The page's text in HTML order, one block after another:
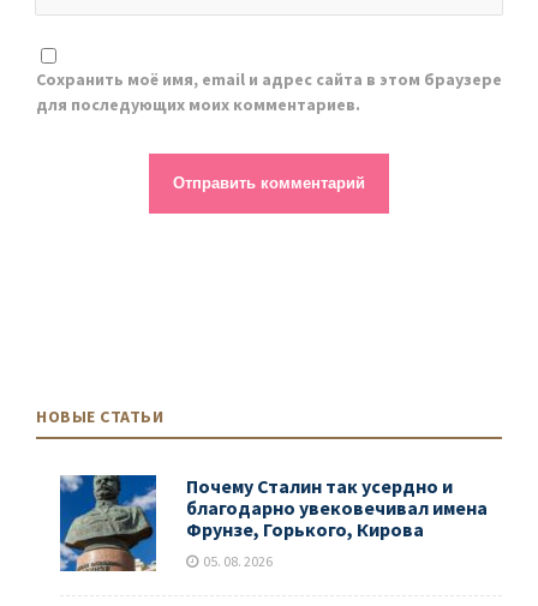
Сохранить моё имя, email и адрес сайта в этом браузере
для последующих моих комментариев.
НОВЫЕ СТАТЬИ
Почему Сталин так усердно и
благодарно увековечивал имена
Фрунзе, Горького, Кирова
05. 08. 2026